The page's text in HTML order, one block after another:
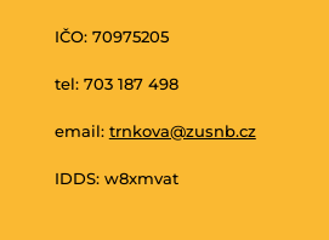
IČO: 70975205
tel: 703 187 498
email: trnkova@zusnb.cz
IDDS: w8xmvat